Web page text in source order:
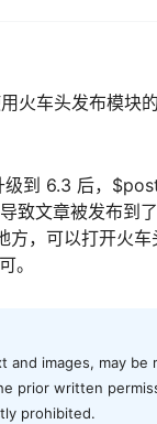
火车头发布模块
到 6.3 后，
文章被发布到了
方，可以打开火
。
images, may
prior written
prohibited.